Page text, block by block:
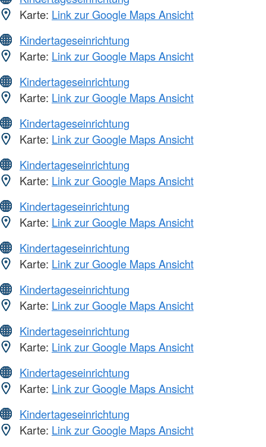
Karte: Link zur Google Maps Ansicht
Kindertageseinrichtung
Karte: Link zur Google Maps Ansicht
Kindertageseinrichtung
Karte: Link zur Google Maps Ansicht
Kindertageseinrichtung
Karte: Link zur Google Maps Ansicht
Kindertageseinrichtung
Karte: Link zur Google Maps Ansicht
Kindertageseinrichtung
Karte: Link zur Google Maps Ansicht
Kindertageseinrichtung
Karte: Link zur Google Maps Ansicht
Kindertageseinrichtung
Karte: Link zur Google Maps Ansicht
Kindertageseinrichtung
Karte: Link zur Google Maps Ansicht
Kindertageseinrichtung
Karte: Link zur Google Maps Ansicht
Kindertageseinrichtung
Karte: Link zur Google Maps Ansicht